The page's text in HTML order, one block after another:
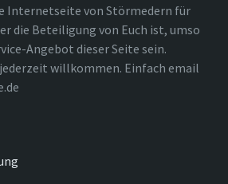
Internetseite von Störmedern für
die Beteiligung von Euch ist, umso
Angebot dieser Seite sein.
willkommen. Einfach email